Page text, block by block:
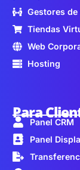
Gestores de
Tiendas
Web
Hosting
Para
Panel CRM
Panel